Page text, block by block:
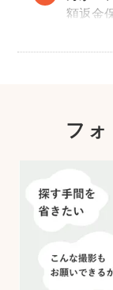
額返金
フ